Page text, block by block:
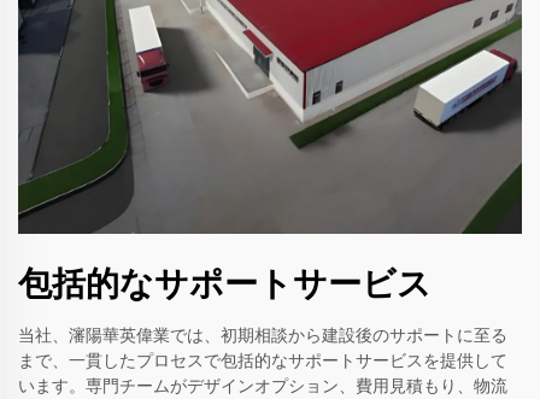
包括的なサポートサービス
当社、瀋陽華英偉業では、初期相談から建設後のサポートに至る
まで、一貫したプロセスで包括的なサポートサービスを提供して
います。専門チームがデザインオプション、費用見積もり、物流